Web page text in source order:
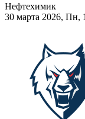
Нефтехимик
30 марта 2026, Пн,